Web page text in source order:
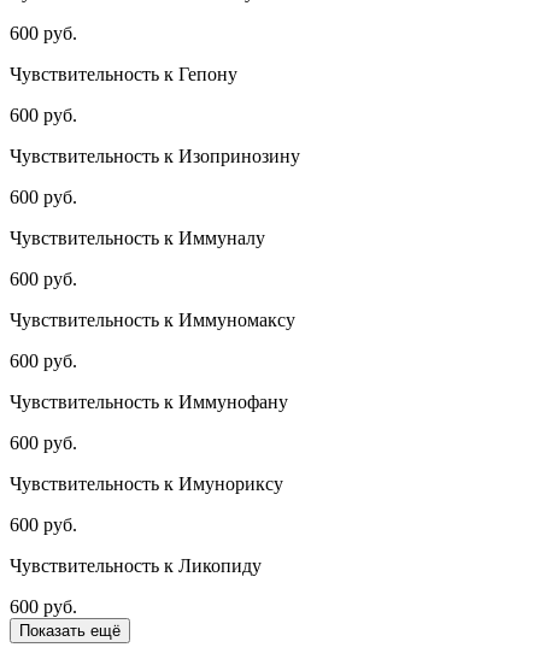
600 руб.
Чувствительность к Гепону
600 руб.
Чувствительность к Изопринозину
600 руб.
Чувствительность к Иммуналу
600 руб.
Чувствительность к Иммуномаксу
600 руб.
Чувствительность к Иммунофану
600 руб.
Чувствительность к Имунориксу
600 руб.
Чувствительность к Ликопиду
600 руб.
Показать ещё